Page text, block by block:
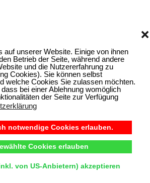
auf unserer Website. Einige von ihnen
Betrieb der Seite, während andere
und die Nutzererfahrung zu
Cookies). Sie können selbst
welche Cookies Sie zulassen möchten.
bei einer Ablehnung womöglich
der Seite zur Verfügung
notwendige Cookies erlauben.
Cookies erlauben
von US-Anbietern) akzeptieren
❌